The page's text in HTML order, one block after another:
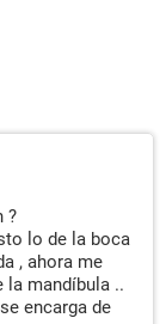
?
lo de la boca
, ahora me
mandíbula ..
encarga de